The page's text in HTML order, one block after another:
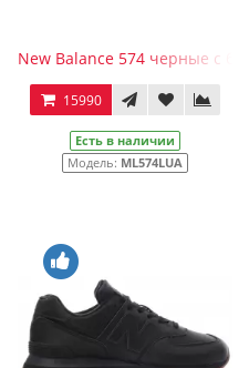
бордовые
New Balance 574 черные с
15990
Есть в наличии
Модель: ML574LUA